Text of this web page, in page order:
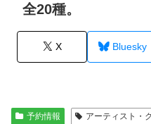
全20種。
X Bluesky
予約情報 アーティスト・